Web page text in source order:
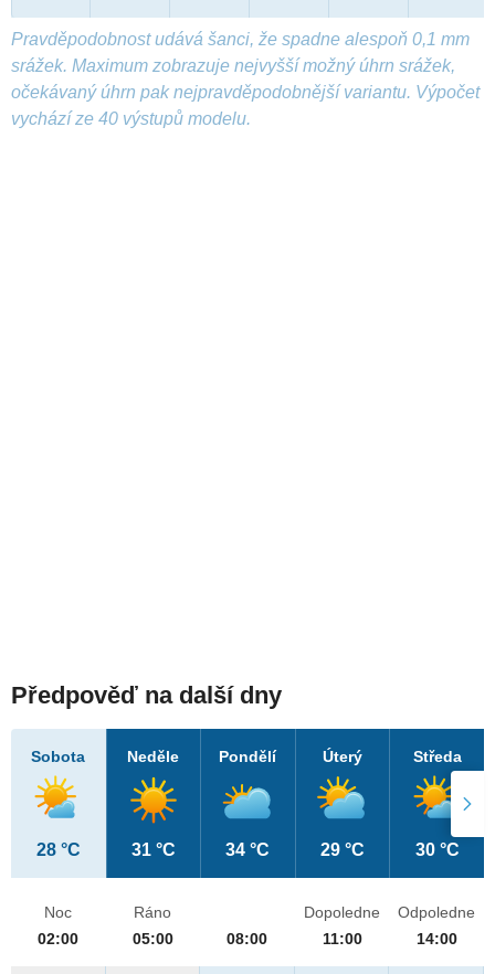
Pravděpodobnost udává šanci, že spadne alespoň 0,1 mm
srážek. Maximum zobrazuje nejvyšší možný úhrn srážek,
očekávaný úhrn pak nejpravděpodobnější variantu. Výpočet
vychází ze 40 výstupů modelu.
Předpověď na další dny
Sobota
28 °C
Neděle
31 °C
Pondělí
34 °C
Úterý
29 °C
Středa
30 °C
Noc
02:00
Ráno
05:00
08:00
Dopoledne
11:00
Odpoledne
14:00